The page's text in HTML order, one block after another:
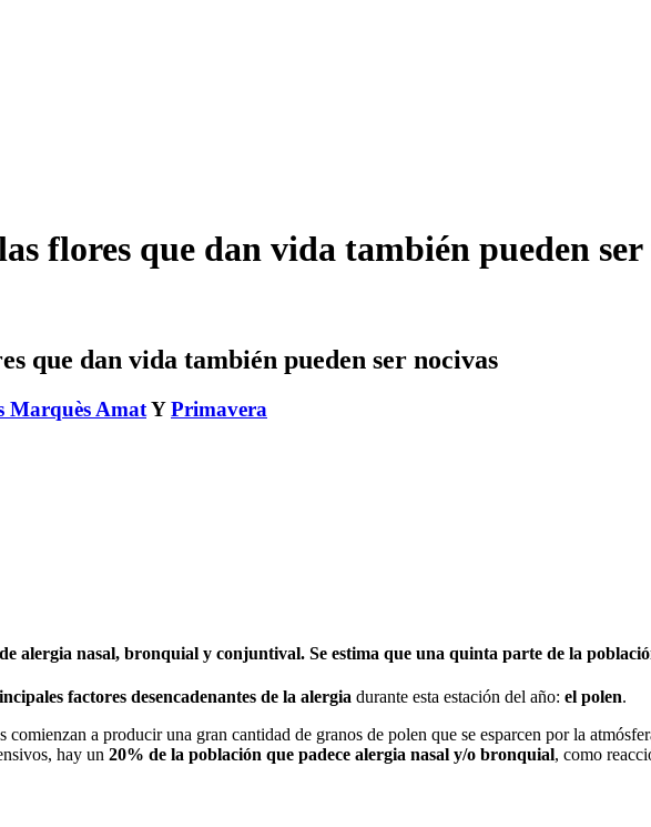
flores que dan vida también pueden ser
que dan vida también pueden ser nocivas
Marquès AmatYPrimavera
alergia nasal, bronquial y conjuntival. Se estima que una quinta parte de la
factores desencadenantes de la alergia durante esta estación del año: el polen.
comienzan a producir una gran cantidad de granos de polen que se esparcen por la
hay un 20% de la población que padece alergia nasal y/o bronquial, como